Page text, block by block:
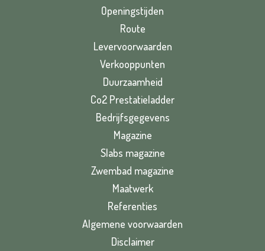
Openingstijden
Route
Levervoorwaarden
Verkooppunten
Duurzaamheid
Co2 Prestatieladder
Bedrijfsgegevens
Magazine
Slabs magazine
Zwembad magazine
Maatwerk
Referenties
Algemene voorwaarden
Disclaimer